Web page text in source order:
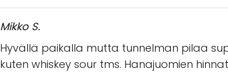
Mikko S.
Hyvällä paikalla mutta tunnelman pilaa
kuten whiskey sour tms. Hanajuomien